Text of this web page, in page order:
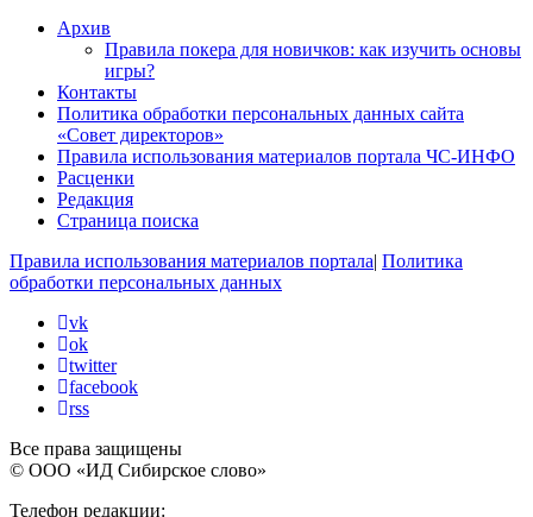
Архив
Правила покера для новичков: как изучить основы
игры?
Контакты
Политика обработки персональных данных сайта
«Совет директоров»
Правила использования материалов портала ЧС-ИНФО
Расценки
Редакция
Страница поиска
Правила использования материалов портала| Политика
обработки персональных данных
vk
ok
twitter
facebook
rss
Все права защищены
© ООО «ИД Сибирское слово»
Телефон редакции: